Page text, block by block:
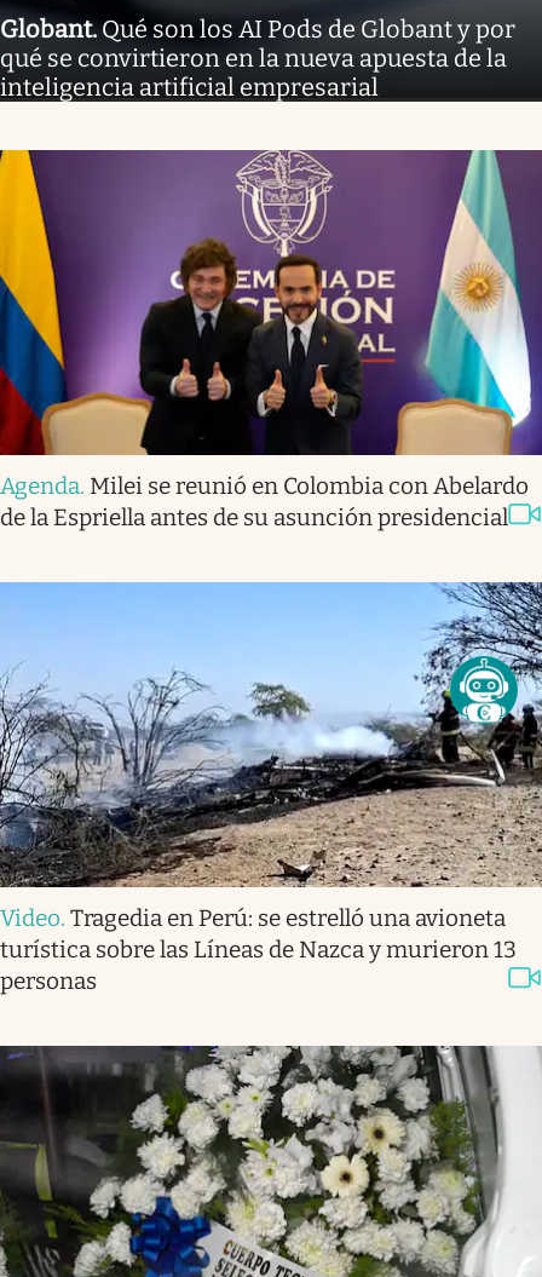
Globant.Qué son los AI Pods de Globant y por
qué se convirtieron en la nueva apuesta de la
inteligencia artificial empresarial
Agenda. Milei se reunió en Colombia con Abelardo
de la Espriella antes de su asunción presidencial
Video. Tragedia en Perú: se estrelló una avioneta
turística sobre las Líneas de Nazca y murieron 13
personas